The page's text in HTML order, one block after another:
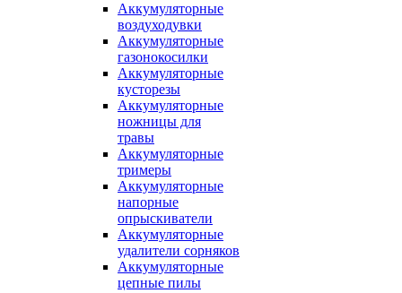
Аккумуляторные
воздуходувки
Аккумуляторные
газонокосилки
Аккумуляторные
кусторезы
Аккумуляторные
ножницы для
травы
Аккумуляторные
тримеры
Аккумуляторные
напорные
опрыскиватели
Аккумуляторные
удалители сорняков
Аккумуляторные
цепные пилы